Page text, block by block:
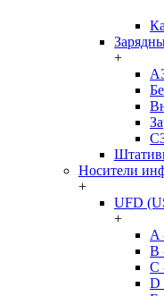
+
Носители
+
UFD
+
A
B
C
D